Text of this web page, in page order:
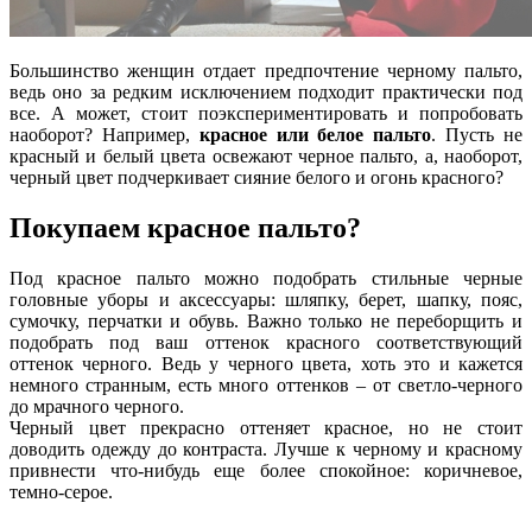
Большинство женщин отдает предпочтение черному пальто,
ведь оно за редким исключением подходит практически под
все. А может, стоит поэкспериментировать и попробовать
наоборот? Например, красное или белое пальто. Пусть не
красный и белый цвета освежают черное пальто, а, наоборот,
черный цвет подчеркивает сияние белого и огонь красного?
Покупаем красное пальто?
Под красное пальто можно подобрать стильные черные
головные уборы и аксессуары: шляпку, берет, шапку, пояс,
сумочку, перчатки и обувь. Важно только не переборщить и
подобрать под ваш оттенок красного соответствующий
оттенок черного. Ведь у черного цвета, хоть это и кажется
немного странным, есть много оттенков – от светло-черного
до мрачного черного.
Черный цвет прекрасно оттеняет красное, но не стоит
доводить одежду до контраста. Лучше к черному и красному
привнести что-нибудь еще более спокойное: коричневое,
темно-серое.